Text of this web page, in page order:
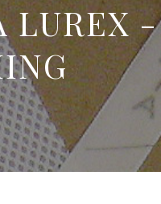
LUREX -